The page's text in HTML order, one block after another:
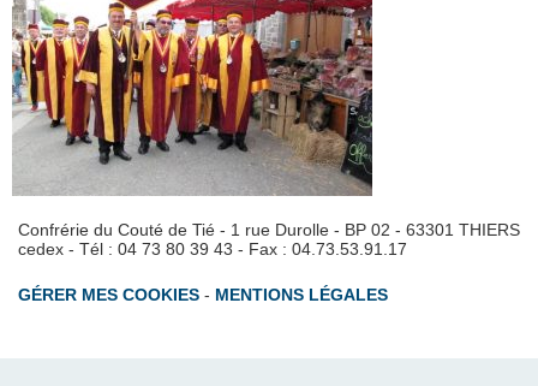
Confrérie du Couté de Tié - 1 rue Durolle - BP 02 - 63301 THIERS
cedex - Tél : 04 73 80 39 43 - Fax : 04.73.53.91.17
GÉRER MES COOKIES - MENTIONS LÉGALES